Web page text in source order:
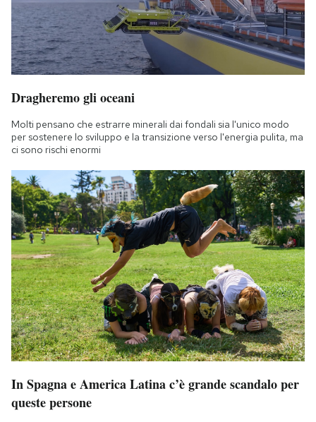
Dragheremo gli oceani
Molti pensano che estrarre minerali dai fondali sia l'unico modo
per sostenere lo sviluppo e la transizione verso l'energia pulita, ma
ci sono rischi enormi
In Spagna e America Latina c’è grande scandalo per
queste persone